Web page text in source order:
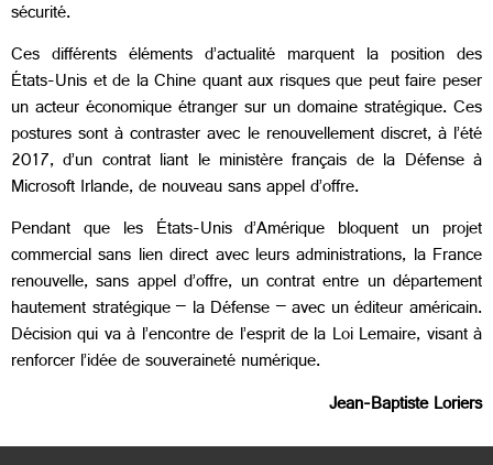
sécurité.
Ces différents éléments d’actualité marquent la position des
États-Unis et de la Chine quant aux risques que peut faire peser
un acteur économique étranger sur un domaine stratégique. Ces
postures sont à contraster avec le renouvellement discret, à l’été
2017, d’un contrat liant le ministère français de la Défense à
Microsoft Irlande, de nouveau sans appel d’offre.
Pendant que les États-Unis d’Amérique bloquent un projet
commercial sans lien direct avec leurs administrations, la France
renouvelle, sans appel d’offre, un contrat entre un département
hautement stratégique – la Défense – avec un éditeur américain.
Décision qui va à l’encontre de l’esprit de la Loi Lemaire, visant à
renforcer l’idée de souveraineté numérique.
Jean-Baptiste Loriers